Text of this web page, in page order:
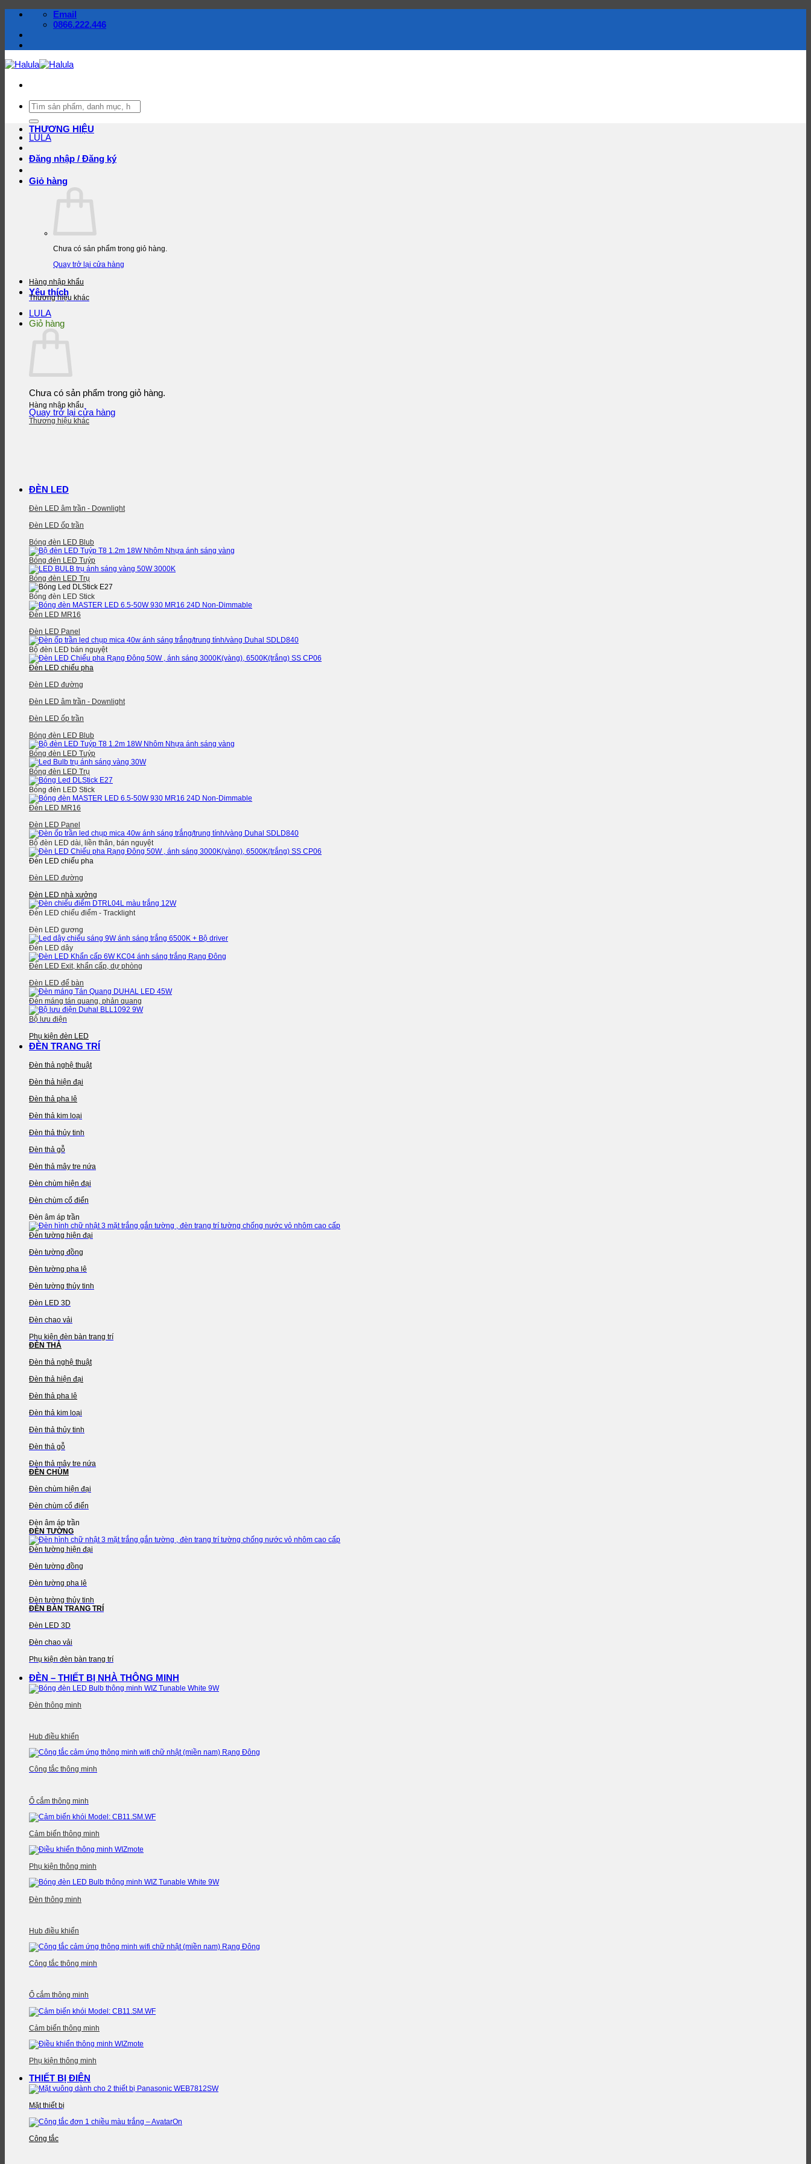
dung
Email
0866.222.446
Tìm
kiếm:
LULA
Đăng nhập / Đăng ký
Giỏ hàng
Chưa có sản phẩm trong giỏ hàng.
Quay trở lại cửa hàng
Yêu thích
LULA
Giỏ hàng
Chưa có sản phẩm trong giỏ hàng.
Quay trở lại cửa hàng
THƯƠNG HIỆU
Hàng nhập khẩu
Thương hiệu khác
Hàng nhập khẩu
Thương hiệu khác
ĐÈN LED
Đèn LED âm trần - Downlight
Đèn LED ốp trần
Bóng đèn LED Blub
Bóng đèn LED Tuýp
Bóng đèn LED Trụ
Bóng đèn LED Stick
Đèn LED MR16
Đèn LED Panel
Bộ đèn LED bán nguyệt
Đèn LED chiếu pha
Đèn LED đường
Đèn LED âm trần - Downlight
Đèn LED ốp trần
Bóng đèn LED Blub
Bóng đèn LED Tuýp
Bóng đèn LED Trụ
Bóng đèn LED Stick
Đèn LED MR16
Đèn LED Panel
Bộ đèn LED dài, liền thân, bán nguyệt
Đèn LED chiếu pha
Đèn LED đường
Đèn LED nhà xưởng
Đèn LED chiếu điểm - Tracklight
Đèn LED gương
Đèn LED dây
Đèn LED Exit, khẩn cấp, dự phòng
Đèn LED để bàn
Đèn máng tán quang, phản quang
Bộ lưu điện
Phụ kiện đèn LED
ĐÈN TRANG TRÍ
Đèn thả nghệ thuật
Đèn thả hiện đại
Đèn thả pha lê
Đèn thả kim loại
Đèn thả thủy tinh
Đèn thả gỗ
Đèn thả mây tre nứa
Đèn chùm hiện đại
Đèn chùm cổ điển
Đèn âm áp trần
Đèn tường hiện đại
Đèn tường đồng
Đèn tường pha lê
Đèn tường thủy tinh
Đèn LED 3D
Đèn chao vải
Phụ kiện đèn bàn trang trí
ĐÈN THẢ
Đèn thả nghệ thuật
Đèn thả hiện đại
Đèn thả pha lê
Đèn thả kim loại
Đèn thả thủy tinh
Đèn thả gỗ
Đèn thả mây tre nứa
ĐÈN CHÙM
Đèn chùm hiện đại
Đèn chùm cổ điển
Đèn âm áp trần
ĐÈN TƯỜNG
Đèn tường hiện đại
Đèn tường đồng
Đèn tường pha lê
Đèn tường thủy tinh
ĐÈN BÀN TRANG TRÍ
Đèn LED 3D
Đèn chao vải
Phụ kiện đèn bàn trang trí
ĐÈN – THIẾT BỊ NHÀ THÔNG MINH
Đèn thông minh
Hub điều khiển
Công tắc thông minh
Ổ cắm thông minh
Cảm biến thông minh
Phụ kiện thông minh
Đèn thông minh
Hub điều khiển
Công tắc thông minh
Ổ cắm thông minh
Cảm biến thông minh
Phụ kiện thông minh
THIẾT BỊ ĐIỆN
Mặt thiết bị
Công tắc